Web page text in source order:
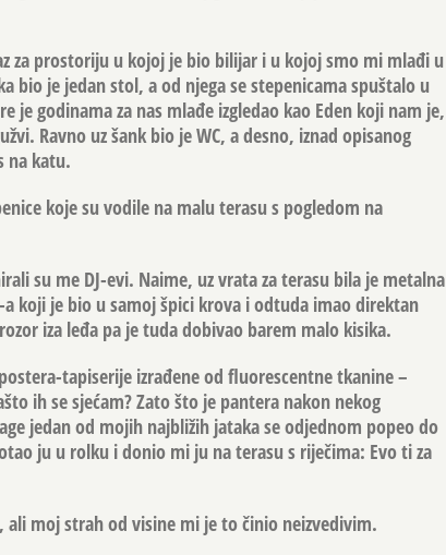
za prostoriju u kojoj je bio bilijar i u kojoj smo mi mlađi u
bio je jedan stol, a od njega se stepenicama spuštalo u
je godinama za nas mlađe izgledao kao Eden koji nam je,
Ravno uz šank bio je WC, a desno, iznad opisanog
na katu.
koje su vodile na malu terasu s pogledom na
su me DJ-evi. Naime, uz vrata za terasu bila je metalna
koji je bio u samoj špici krova i odtuda imao direktan
iza leđa pa je tuda dobivao barem malo kisika.
tapiserije izrađene od fluorescentne tkanine –
ih se sjećam? Zato što je pantera nakon nekog
jedan od mojih najbližih jataka se odjednom popeo do
ju u rolku i donio mi ju na terasu s riječima: Evo ti za
moj strah od visine mi je to činio neizvedivim.